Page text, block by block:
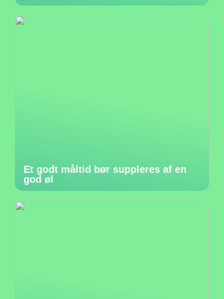
Et godt måltid bør suppleres af en
god øl